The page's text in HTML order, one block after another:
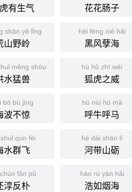
有生气 花花肠子
shān yě lǐng
山野岭
hēi fēng niè hǎi
黑风孽海
měng shòu
水猛兽
hú hǔ zhī wēi
狐虎之威
bō bù jīng
波不惊
hū niú hū mǎ
呼牛呼马
qún fēi
水群飞
hé dài shān lì
河带山砺
fǎn pǔ
淳反朴
hào rú yān hǎi
浩如烟海